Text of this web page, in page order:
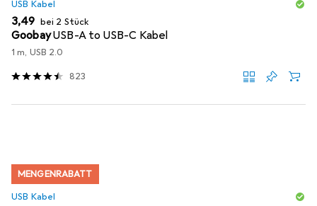
USB Kabel
EUR
3,49 bei 2 Stück
GoobayUSB-A to USB-C Kabel
1 m, USB 2.0
823
MENGENRABATT
USB Kabel